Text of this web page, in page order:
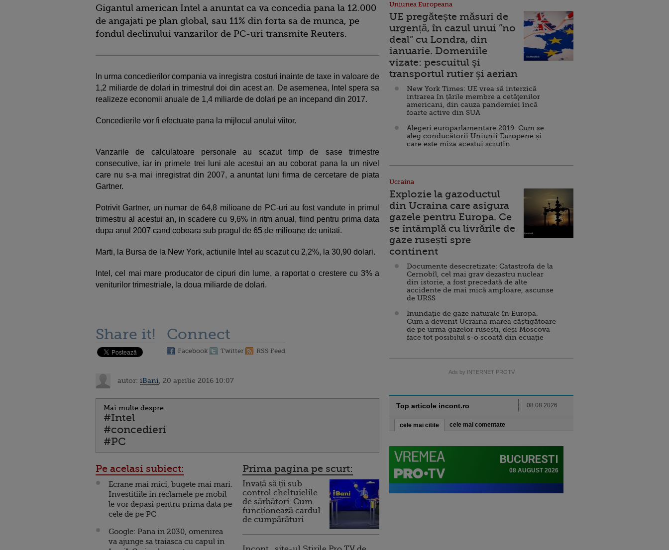
Gigantul american Intel a anuntat ca va concedia pana la 12.000
de angajati pe plan global, sau 11% din forta sa de munca, pe
fondul declinului vanzarilor de PC-uri transmite Reuters.
In urma concedierilor compania va inregistra costuri inainte de taxe in valoare de
1,2 miliarde de dolari in trimestrul doi din acest an. De asemenea, Intel spera sa
realizeze economii anuale de 1,4 miliarde de dolari pe an incepand din 2017.
Concedierile vor fi efectuate pana la mijlocul anului viitor.
Vanzarile de calculatoare personale au scazut timp de sase trimestre
consecutive, iar in primele trei luni ale acestui an au coborat pana la un nivel
care nu s-a mai inregistrat din 2007, a anuntat luni firma de cercetare de piata
Gartner.
Potrivit Gartner, un numar de 64,8 milioane de PC-uri au fost vandute in primul
trimestru al acestui an, in scadere cu 9,6% in ritm anual, fiind pentru prima data
dupa anul 2007 cand coboara sub pragul de 65 de milioane de unitati.
Marti, la Bursa de la New York, actiunile Intel au scazut cu 2,2%, la 30,90 dolari.
Intel, cel mai mare producator de cipuri din lume, a raportat o crestere cu 3% a
veniturilor trimestriale, la doua miliarde de dolari.
Share it! Connect
Facebook Twitter RSS Feed
autor: iBani , 20 aprilie 2016 10:07
Mai multe despre:
#Intel
#concedieri
#PC
Pe acelasi subiect:
Ecrane mai mici, bugete mai mari.
Investitiile in reclamele pe mobil
le vor depasi pentru prima data pe
cele de pe PC
Google: Pana in 2030, omenirea
va ajunge sa traiasca cu capul in
Prima pagina pe scurt:
Invață să ții sub
control cheltuielile
de sărbători. Cum
funcționează cardul
de cumpărături
Uniunea Europeana
UE pregătește măsuri de
urgență, în cazul unui ”no
deal” cu Londra, din
ianuarie. Domeniile
vizate: pescuitul şi
transportul rutier şi aerian
New York Times: UE vrea să interzică
intrarea în țările membre a cetăţenilor
americani, din cauza pandemiei încă
foarte active din SUA
Alegeri europarlamentare 2019: Cum se
aleg conducătorii Uniunii Europene și
care este miza acestui scrutin
Ucraina
Explozie la gazoductul
din Ucraina care asigura
gazele pentru Europa. Ce
se întâmplă cu livrările de
gaze rusești spre
continent
Documente desecretizate: Catastrofa de la
Cernobîl, cel mai grav dezastru nuclear
din istorie, a fost precedată de alte
accidente de mai mică amploare, ascunse
de URSS
Inundație de gaze naturale în Europa.
Cum a devenit Ucraina marea câștigătoare
de pe urma gazelor rusești, deși Moscova
face tot posibilul s-o scoată din ecuație
Ads by INTERNET PROTV
Top articole incont.ro 08.08.2026
cele mai citite cele mai comentate